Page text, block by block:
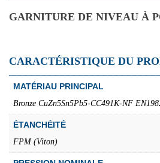
GARNITURE DE NIVEAU À
CARACTÉRISTIQUE DU
MATÉRIAU PRINCIPAL
Bronze CuZn5Sn5Pb5-CC491K-NF
ÉTANCHÉITÉ
FPM (Viton)